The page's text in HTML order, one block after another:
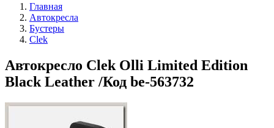
Главная
Автокресла
Бустеры
Clek
Автокресло Clek Olli Limited Edition
Black Leather /Код be-563732